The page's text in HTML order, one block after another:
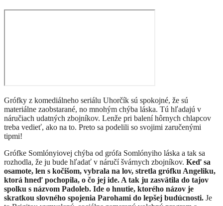
Grófky z komediálneho seriálu Uhorčík sú spokojné, že sú
materiálne zaobstarané, no mnohým chýba láska. Tú hľadajú v
náručiach udatných zbojníkov. Lenže pri balení hôrnych chlapcov
treba vedieť, ako na to. Preto sa podelili so svojimi zaručenými
tipmi!
Grófke Somlónyiovej chýba od grófa Somlónyiho láska a tak sa
rozhodla, že ju bude hľadať v náručí švárnych zbojníkov. Keď sa
osamote, len s kočišom, vybrala na lov, stretla grófku Angeliku,
ktorá hneď pochopila, o čo jej ide. A tak ju zasvätila do tajov
spolku s názvom Padoleb. Ide o hnutie, ktorého názov je
skratkou slovného spojenia Parohami do lepšej budúcnosti. Je